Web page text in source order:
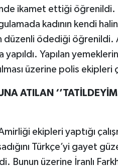
ikamet ettiği öğrenildi.
kadının kendi
düzenli ödediği öğrenildi.
yapıldı. Yapılan
üzerine polis ekipleri
ATILAN
ekipleri yaptığı
Türkçe’yi gayet
Bunun üzerine İranlı